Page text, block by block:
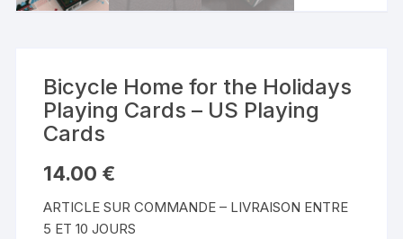
Bicycle Home for the Holidays
Playing Cards – US Playing
Cards
14.00 €
ARTICLE SUR COMMANDE – LIVRAISON ENTRE
5 ET 10 JOURS